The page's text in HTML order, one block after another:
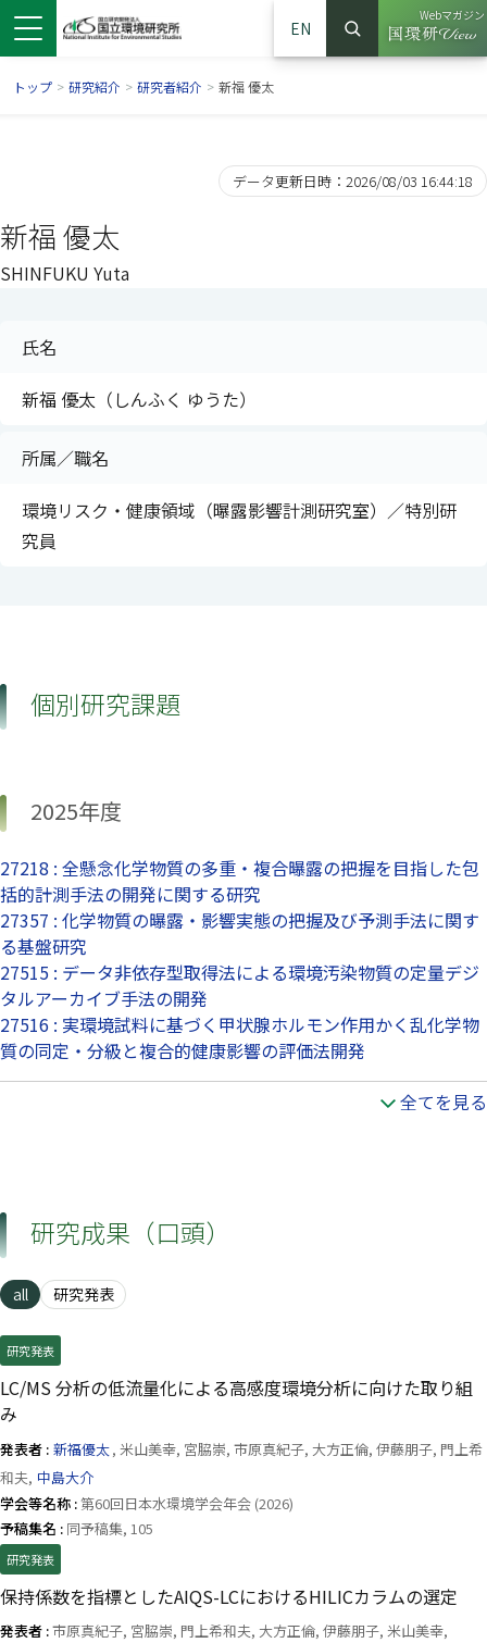
ウで開きます）
ンドウで開きます）
ウインドウで開きます）
EN
サイト内検索
検索
Webマガジン
（別ウイ
トップ > 研究紹介 > 研究者紹介 > 新福 優太
データ更新日時：2026/08/03 16:44:18
新福 優太
SHINFUKU Yuta
氏名
新福 優太（しんふく ゆうた）
所属／職名
環境リスク・健康領域（曝露影響計測研究室）／特別研
究員
個別研究課題
2025年度
27218 : 全懸念化学物質の多重・複合曝露の把握を目指した包
括的計測手法の開発に関する研究
27357 : 化学物質の曝露・影響実態の把握及び予測手法に関す
る基盤研究
27515 : データ非依存型取得法による環境汚染物質の定量デジ
タルアーカイブ手法の開発
27516 : 実環境試料に基づく甲状腺ホルモン作用かく乱化学物
質の同定・分級と複合的健康影響の評価法開発
全てを見る
研究成果（口頭）
all 研究発表
研究発表
LC/MS 分析の低流量化による高感度環境分析に向けた取り組
み
発表者 : 新福優太, 米山美幸, 宮脇崇, 市原真紀子, 大方正倫, 伊藤朋子, 門上希
和夫, 中島大介
学会等名称 :第60回日本水環境学会年会 (2026)
予稿集名 : 同予稿集, 105
研究発表
保持係数を指標としたAIQS-LCにおけるHILICカラムの選定
発表者 :市原真紀子, 宮脇崇, 門上希和夫, 大方正倫, 伊藤朋子, 米山美幸,